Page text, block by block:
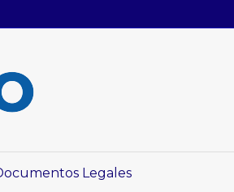
Legales